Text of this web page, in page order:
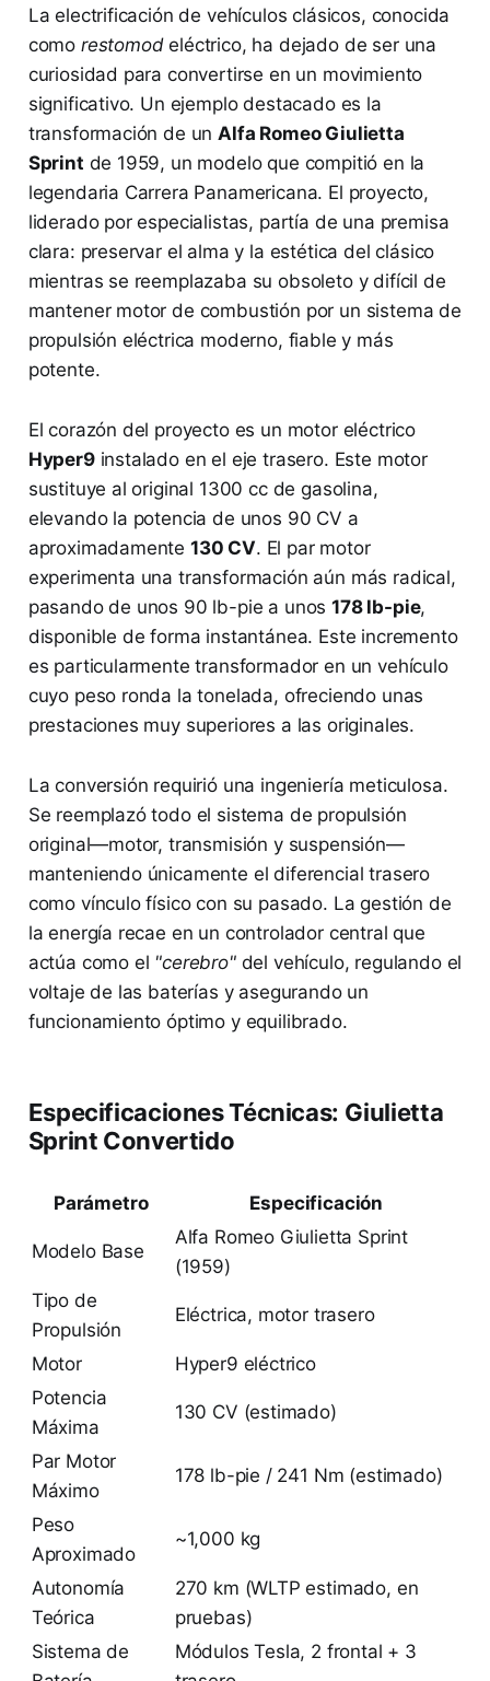
La electrificación de vehículos clásicos, conocida
como restomodeléctrico, ha dejado de ser una
curiosidad para convertirse en un movimiento
significativo. Un ejemplo destacado es la
transformación de un Alfa Romeo Giulietta
Sprint de 1959, un modelo que compitió en la
legendaria Carrera Panamericana. El proyecto,
liderado por especialistas, partía de una premisa
clara: preservar el alma y la estética del clásico
mientras se reemplazaba su obsoleto y difícil de
mantener motor de combustión por un sistema de
propulsión eléctrica moderno, fiable y más
potente.
El corazón del proyecto es un motor eléctrico
Hyper9instalado en el eje trasero. Este motor
sustituye al original 1300 cc de gasolina,
elevando la potencia de unos 90 CV a
aproximadamente 130 CV. El par motor
experimenta una transformación aún más radical,
pasando de unos 90 lb-pie a unos178 lb-pie,
disponible de forma instantánea. Este incremento
es particularmente transformador en un vehículo
cuyo peso ronda la tonelada, ofreciendo unas
prestaciones muy superiores a las originales.
La conversión requirió una ingeniería meticulosa.
Se reemplazó todo el sistema de propulsión
original—motor, transmisión y suspensión—
manteniendo únicamente el diferencial trasero
como vínculo físico con su pasado. La gestión de
la energía recae en un controlador central que
actúa como el "cerebro"del vehículo, regulando el
voltaje de las baterías y asegurando un
funcionamiento óptimo y equilibrado.
Especificaciones Técnicas: Giulietta
Sprint Convertido
Parámetro Especificación
Modelo Base
Alfa Romeo Giulietta Sprint
(1959)
Tipo de
Propulsión
Eléctrica, motor trasero
Motor
Hyper9 eléctrico
Potencia
Máxima
130 CV (estimado)
Par Motor
Máximo
178 lb-pie / 241 Nm (estimado)
Peso
Aproximado
~1,000 kg
Autonomía
Teórica
270 km (WLTP estimado, en
pruebas)
Sistema de
Módulos Tesla, 2 frontal + 3